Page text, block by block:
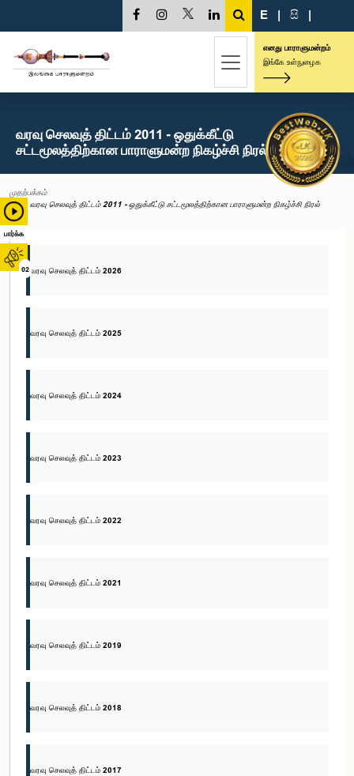
பார்க்க
02
E | සි |
எனது பாராளுமன்றம்
இங்கே உள்நுழைக
வரவு செலவுத் திட்டம் 2011 - ஒதுக்கீட்டு
சட்டமூலத்திற்கான பாராளுமன்ற நிகழ்ச்சி நிரல்
முதற்பக்கம்
வரவு செலவுத் திட்டம் 2011 - ஒதுக்கீட்டு சட்டமூலத்திற்கான பாராளுமன்ற நிகழ்ச்சி நிரல்
வரவு செலவுத் திட்டம் 2026
வரவு செலவுத் திட்டம் 2025
வரவு செலவுத் திட்டம் 2024
வரவு செலவுத் திட்டம் 2023
வரவு செலவுத் திட்டம் 2022
வரவு செலவுத் திட்டம் 2021
வரவு செலவுத் திட்டம் 2019
வரவு செலவுத் திட்டம் 2018
வரவு செலவுத் திட்டம் 2017